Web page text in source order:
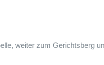
weiter zum Gerichtsberg